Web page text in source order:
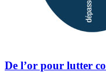
De l’or pour lutter